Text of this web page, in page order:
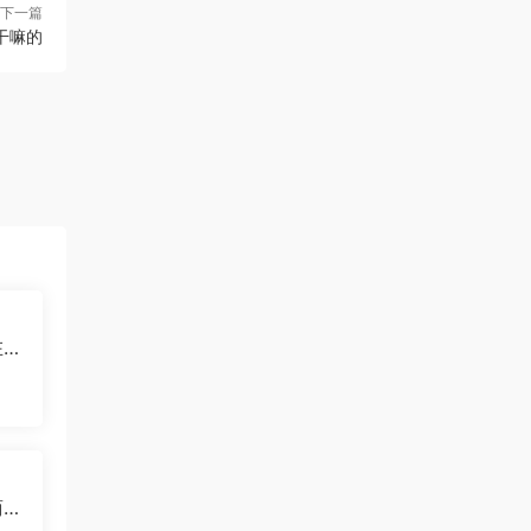
下一篇
嘛的